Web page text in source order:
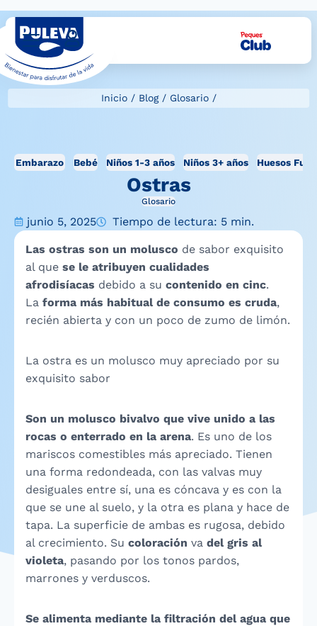
Inicio/ Blog/ Glosario/
Embarazo Bebé Niños 1-3 años Niños 3+ años Huesos
Ostras
Glosario
junio 5, 2025 Tiempo de lectura: 5 min.
Las ostras son un molusco de sabor exquisito
al que se le atribuyen cualidades
afrodisíacas debido a su contenido en cinc.
La forma más habitual de consumo es cruda,
recién abierta y con un poco de zumo de limón.
La ostra es un molusco muy apreciado por su
exquisito sabor
Son un molusco bivalvo que vive unido a las
rocas o enterrado en la arena. Es uno de los
mariscos comestibles más apreciado. Tienen
una forma redondeada, con las valvas muy
desiguales entre sí, una es cóncava y es con la
que se une al suelo, y la otra es plana y hace de
tapa. La superficie de ambas es rugosa, debido
al crecimiento. Su coloración va del gris al
violeta, pasando por los tonos pardos,
marrones y verduscos.
Se alimenta mediante la filtración del agua que